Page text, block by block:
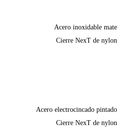
Acero inoxidable mate
Cierre NexT de nylon
Acero electrocincado pintado
Cierre NexT de nylon